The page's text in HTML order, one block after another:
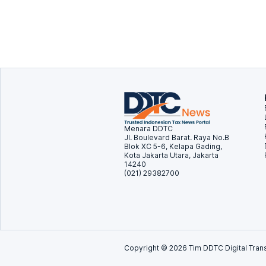
Menara DDTC
Jl. Boulevard Barat. Raya No.B
Blok XC 5-6, Kelapa Gading,
Kota Jakarta Utara, Jakarta
14240
(021) 29382700
Copyright © 2026 Tim DDTC Digital